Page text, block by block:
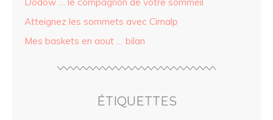
Atteignez les sommets avec Cimalp
Mes baskets en aout … bilan
ÉTIQUETTES